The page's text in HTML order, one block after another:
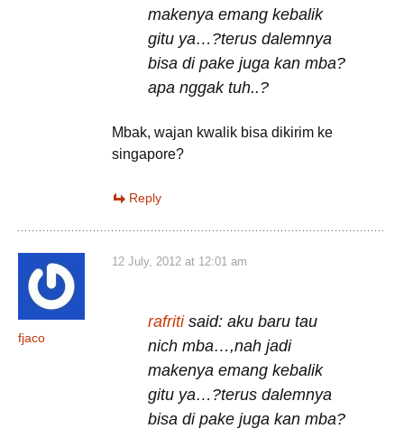
makenya emang kebalik
gitu ya…?terus dalemnya
bisa di pake juga kan mba?
apa nggak tuh..?
Mbak, wajan kwalik bisa dikirim ke
singapore?
Reply
fjaco
12 July, 2012 at 12:01 am
rafritisaid: aku baru tau
nich mba…,nah jadi
makenya emang kebalik
gitu ya…?terus dalemnya
bisa di pake juga kan mba?